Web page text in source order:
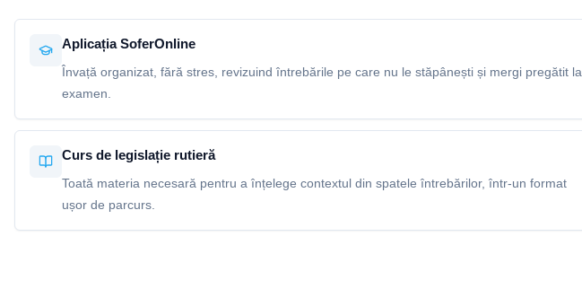
Aplicația SoferOnline
Învață organizat, fără stres, revizuind întrebările pe care nu le stăpânești și mergi pregătit la
examen.
Curs de legislație rutieră
Toată materia necesară pentru a înțelege contextul din spatele întrebărilor, într-un format
ușor de parcurs.